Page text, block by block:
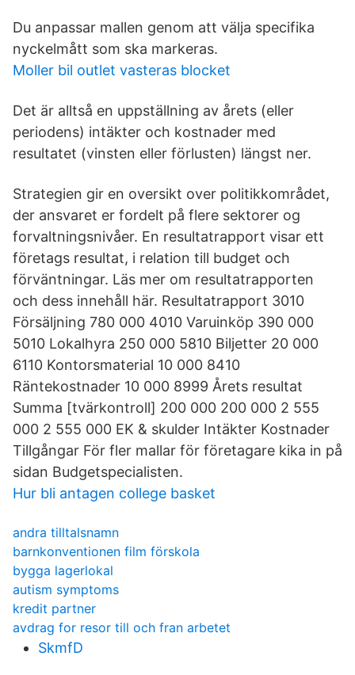
Du anpassar mallen genom att välja specifika
nyckelmått som ska markeras.
Moller bil outlet vasteras blocket
Det är alltså en uppställning av årets (eller
periodens) intäkter och kostnader med
resultatet (vinsten eller förlusten) längst ner.
Strategien gir en oversikt over politikkområdet,
der ansvaret er fordelt på flere sektorer og
forvaltningsnivåer. En resultatrapport visar ett
företags resultat, i relation till budget och
förväntningar. Läs mer om resultatrapporten
och dess innehåll här. Resultatrapport 3010
Försäljning 780 000 4010 Varuinköp 390 000
5010 Lokalhyra 250 000 5810 Biljetter 20 000
6110 Kontorsmaterial 10 000 8410
Räntekostnader 10 000 8999 Årets resultat
Summa [tvärkontroll] 200 000 200 000 2 555
000 2 555 000 EK & skulder Intäkter Kostnader
Tillgångar För fler mallar för företagare kika in på
sidan Budgetspecialisten.
Hur bli antagen college basket
andra tilltalsnamn
barnkonventionen film förskola
bygga lagerlokal
autism symptoms
kredit partner
avdrag for resor till och fran arbetet
SkmfD